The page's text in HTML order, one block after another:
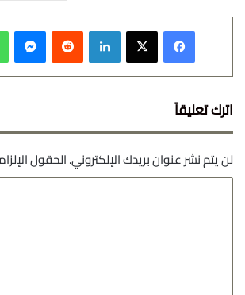
فيسبوك ‫X لينكدإن
اترك تعليقاً
لن يتم نشر عنوان بريدك الإلكتروني.الحقول